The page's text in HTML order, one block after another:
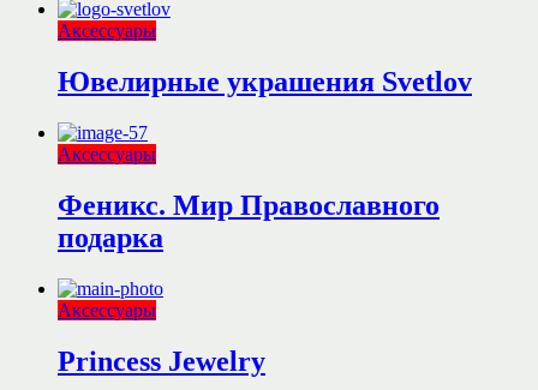
Аксессуары
Ювелирные украшения Svetlov
Аксессуары
Феникс. Мир Православного
подарка
Аксессуары
Princess Jewelry